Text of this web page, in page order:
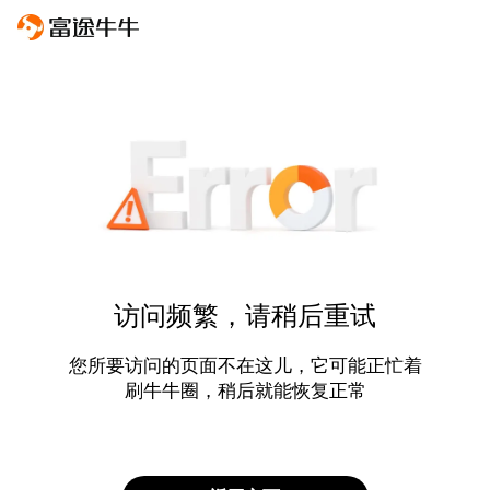
访问频繁，请稍后重试
您所要访问的页面不在这儿，它可能正忙着
刷牛牛圈，稍后就能恢复正常